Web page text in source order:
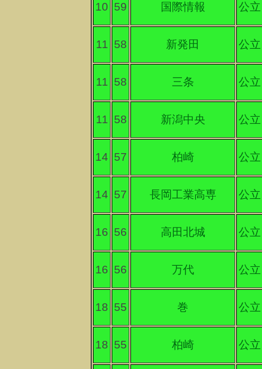
10 59 国際情報 公立
11 58 新発田 公立
11 58 三条 公立
11 58 新潟中央 公立
14 57 柏崎 公立
14 57 長岡工業高専 公立
16 56 高田北城 公立
16 56 万代 公立
18 55 巻 公立
18 55 柏崎 公立